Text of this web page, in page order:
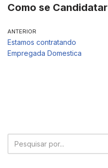
Como se Candidatar
ANTERIOR
Estamos contratando
Empregada Domestica